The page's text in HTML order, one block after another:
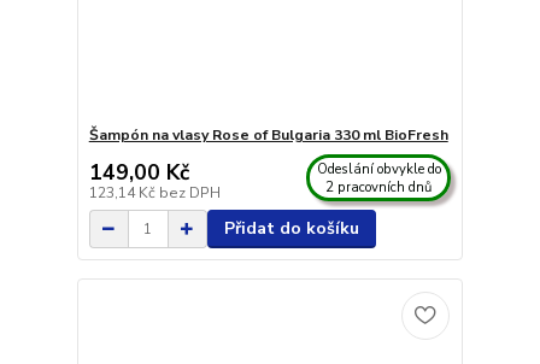
Šampón na vlasy Rose of Bulgaria 330 ml BioFresh
149,00 Kč
123,14 Kč bez DPH
Odeslání obvykle do
2 pracovních dnů
Přidat do košíku